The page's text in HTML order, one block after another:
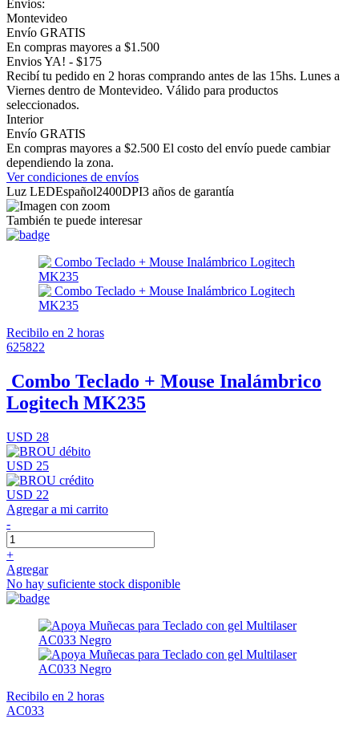
Envios:
Montevideo
Envío GRATIS
En compras mayores a $1.500
Envios YA! - $175
Recibí tu pedido en 2 horas comprando antes de las 15hs. Lunes a
Viernes dentro de Montevideo. Válido para productos
seleccionados.
Interior
Envío GRATIS
En compras mayores a $2.500 El costo del envío puede cambiar
dependiendo la zona.
Ver condiciones de envíos
Luz LEDEspañol2400DPI3 años de garantía
También te puede interesar
Recibilo en 2 horas
625822
Combo Teclado + Mouse Inalámbrico
Logitech MK235
USD 28
USD 25
USD 22
Agregar a mi carrito
-
+
Agregar
No hay suficiente stock disponible
Recibilo en 2 horas
AC033